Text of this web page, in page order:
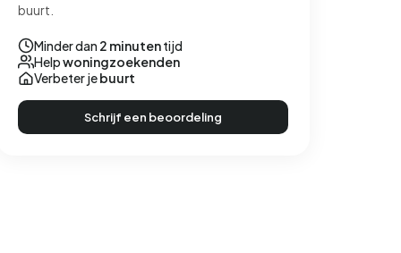
buurt.
Minder dan 2 minutentijd
Helpwoningzoekenden
Verbeter jebuurt
Schrijf een beoordeling